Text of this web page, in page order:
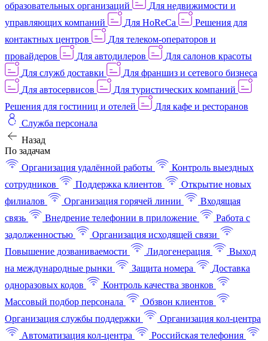
образовательных организаций
Для недвижимости и
управляющих компаний
Для HoReCa
Решения для
контактных центров
Для телеком-операторов и
провайдеров
Для автодилеров
Для салонов красоты
Для служб доставки
Для франшиз и сетевого бизнеса
Для автосервисов
Для туристических компаний
Решения для гостиниц и отелей
Для кафе и ресторанов
Служба персонала
Назад
По задачам
Организация удалённой работы
Контроль выездных
сотрудников
Поддержка клиентов
Открытие новых
филиалов
Организация горячей линии
Входящая
связь
Внедрение телефонии в приложение
Работа с
задолженностью
Организация исходящей связи
Повышение дозваниваемости
Лидогенерация
Выход
на международные рынки
Защита номера
Доставка
одноразовых кодов
Контроль качества звонков
Массовый подбор персонала
Обзвон клиентов
Организация службы поддержки
Организация кол-центра
Автоматизация кол-центра
Российская телефония